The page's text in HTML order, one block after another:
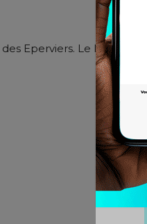
Eperviers. Le